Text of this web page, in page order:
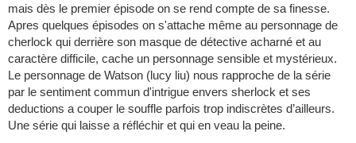
mais dès le premier épisode on se rend compte de sa finesse.
Apres quelques épisodes on s'attache même au personnage de
cherlock qui derrière son masque de détective acharné et au
caractère difficile, cache un personnage sensible et mystérieux.
Le personnage de Watson (lucy liu) nous rapproche de la série
par le sentiment commun d'intrigue envers sherlock et ses
deductions a couper le souffle parfois trop indiscrètes d’ailleurs.
Une série qui laisse a réfléchir et qui en veau la peine.